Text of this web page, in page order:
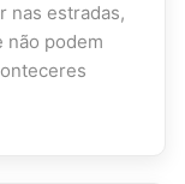
nas estradas,
não podem